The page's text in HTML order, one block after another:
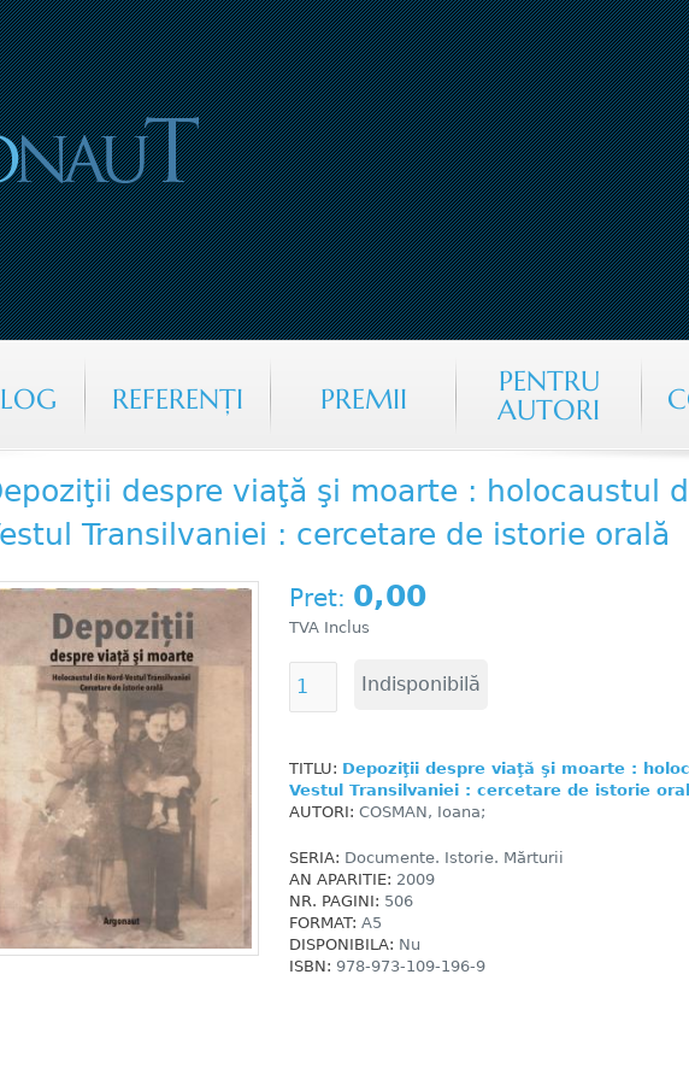
Jump to navigation
REFERENŢI PREMII
PENTRU
AUTORI
despre viaţă şi moarte : holocaustul
Transilvaniei : cercetare de istorie orală
Pret: 0,00
TVA Inclus
TITLU: Depoziţii despre viaţă şi moarte :
Vestul Transilvaniei : cercetare de istorie
AUTORI: COSMAN, Ioana;
SERIA: Documente. Istorie. Mărturii
AN APARITIE: 2009
NR. PAGINI: 506
FORMAT: A5
DISPONIBILA: Nu
ISBN: 978-973-109-196-9